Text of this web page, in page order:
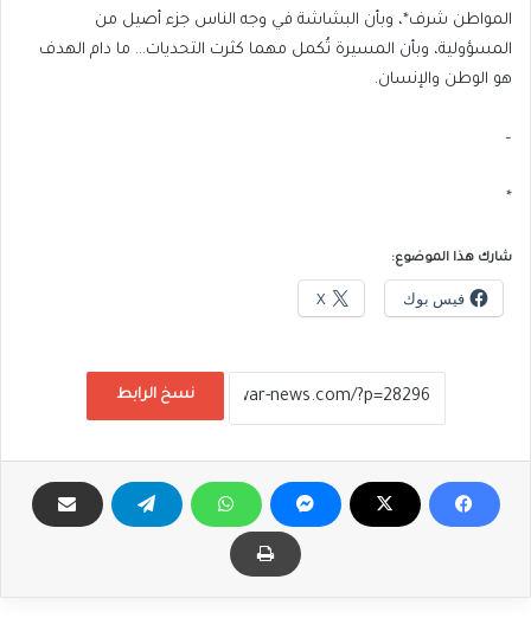
المواطن شرف*، وبأن البشاشة في وجه الناس جزء أصيل من
المسؤولية، وبأن المسيرة تُكمل مهما كثرت التحديات… ما دام الهدف
هو الوطن والإنسان.
–
*
شارك هذا الموضوع:
فيس بوك X
نسخ الرابط